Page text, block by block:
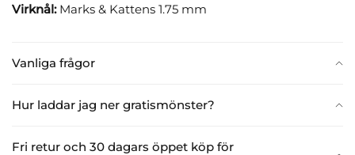
Vanliga frågor
Hur laddar jag ner gratismönster?
Fri retur och 30 dagars öppet köp för
Virknål:Marks & Kattens 1.75 mm